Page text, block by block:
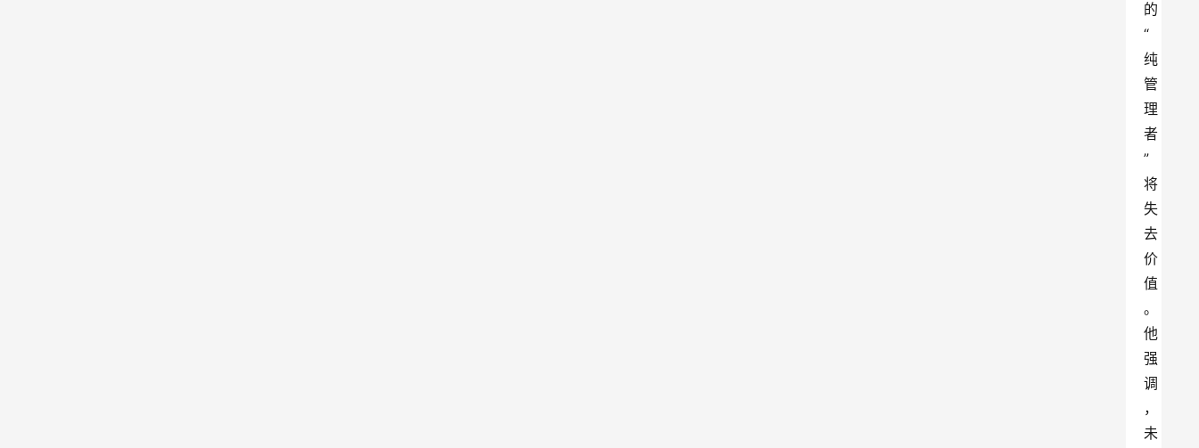
的
“
纯
管
理
者
”
将
失
去
价
值
。
他
强
调
，
未